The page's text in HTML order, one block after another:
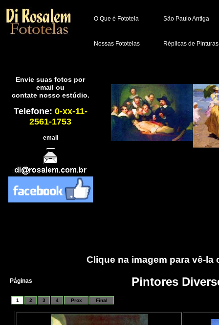
O Que é Fototela
Nossas Fototelas
São Paulo Antiga
Réplicas de Pinturas
Envie suas fotos por
email ou
contate nosso estúdio.
Telefone: 0-xx-11-
2561-1753
email
Páginas
1 2 3 4 Prox Final
Clique na imagem para vê-la
Pintores